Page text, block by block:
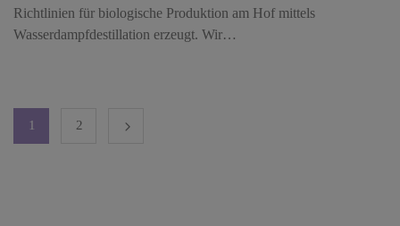
Richtlinien für biologische Produktion am Hof mittels
Wasserdampfdestillation erzeugt. Wir…
1 2